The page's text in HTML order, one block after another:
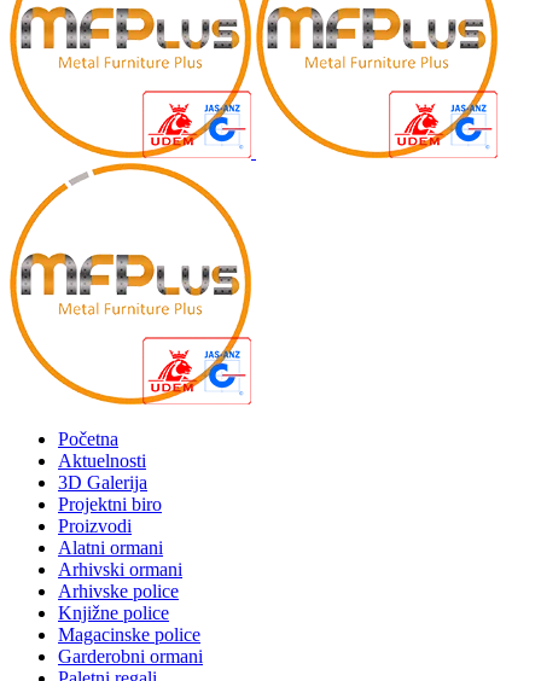
Početna
Aktuelnosti
3D Galerija
Projektni biro
Proizvodi
Alatni ormani
Arhivski ormani
Arhivske police
Knjižne police
Magacinske police
Garderobni ormani